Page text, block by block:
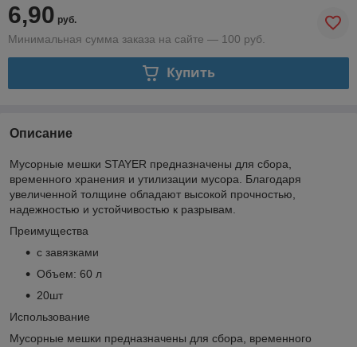
6,90 руб.
Минимальная сумма заказа на сайте — 100 руб.
Купить
Описание
Мусорные мешки STAYER предназначены для сбора,
временного хранения и утилизации мусора. Благодаря
увеличенной толщине обладают высокой прочностью,
надежностью и устойчивостью к разрывам.
Преимущества
с завязками
Объем: 60 л
20шт
Использование
Мусорные мешки предназначены для сбора, временного